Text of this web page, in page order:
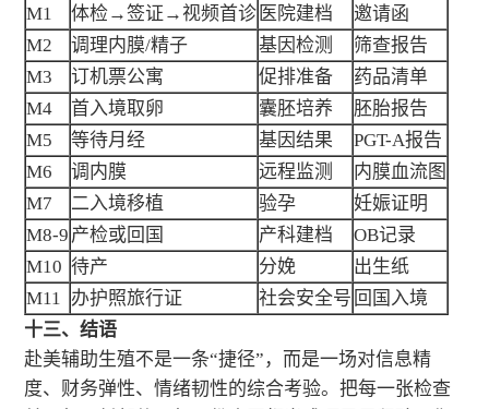
M1
体检→签证→视频首诊 医院建档
邀请函
M2
调理内膜/精子 基因检测
筛查报告
M3
订机票公寓 促排准备
药品清单
M4
首入境取卵 囊胚培养
胚胎报告
M5
等待月经 基因结果
PGT-A报告
M6
调内膜 远程监测
内膜血流图
M7
二入境移植 验孕
妊娠证明
M8-9 产检或回国 产科建档
OB记录
M10 待产 分娩
出生纸
M11 办护照旅行证 社会安全号 回国入境
十三、结语
赴美辅助生殖不是一条“捷径”，而是一场对信息精
度、财务弹性、情绪韧性的综合考验。把每一张检查